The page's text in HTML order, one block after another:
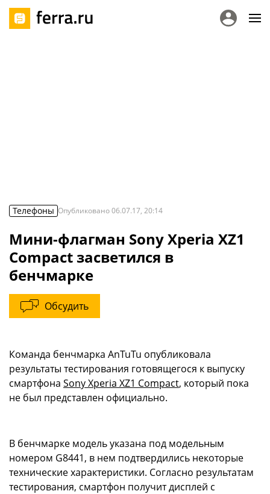
Телефоны Опубликовано06.07.17, 20:14
Мини-флагман Sony Xperia XZ1
Compact засветился в
бенчмарке
Обсудить
Команда бенчмарка AnTuTu опубликовала
результаты тестирования готовящегося к выпуску
смартфона Sony Xperia XZ1 Compact, который пока
не был представлен официально.
В бенчмарке модель указана под модельным
номером G8441, в нем подтвердились некоторые
технические характеристики. Согласно результатам
тестирования, смартфон получит дисплей с